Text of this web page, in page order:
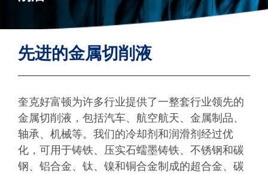
先进的金属切削液
奎克好富顿为许多行业提供了一整套行业领先的
金属切削液，包括汽车、航空航天、金属制品、
轴承、机械等。我们的冷却剂和润滑剂经过优
化，可用于铸铁、压实石蠕墨铸铁、不锈钢和碳
钢、铝合金、钛、镍和铜合金制成的超合金、碳